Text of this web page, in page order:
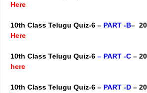
Here
10th Class Telugu Quiz-6 – PART -B–
Here
10th Class Telugu Quiz-6 – PART -C –
here
10th Class Telugu Quiz-6 – PART -D –